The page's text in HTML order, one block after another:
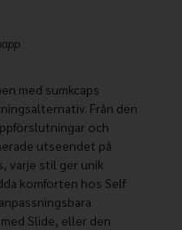
med sumkcaps
Från den
och
utseendet på
varje stil ger unik
komforten hos Self
Slide, eller den